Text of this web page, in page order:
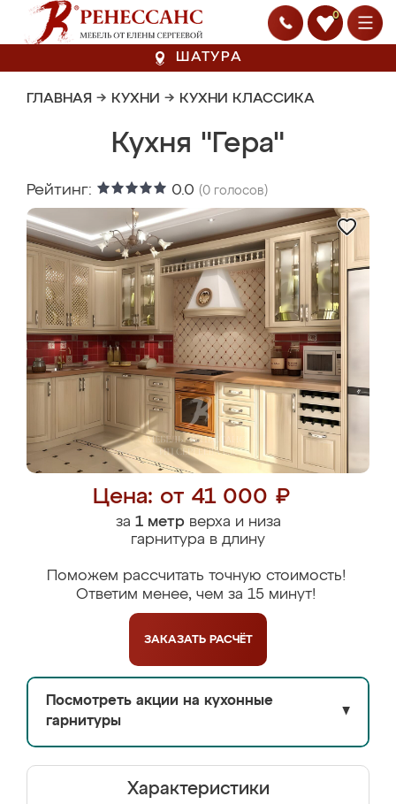
0
ШАТУРА
ГЛАВНАЯ → КУХНИ → КУХНИ КЛАССИКА
Кухня "Гера"
Рейтинг: 0.0 (0 голосов)
Цена: от 41 000 ₽
за 1 метрверха и низа
гарнитура в длину
Поможем рассчитать точную стоимость!
Ответим менее, чем за 15 минут!
ЗАКАЗАТЬ РАСЧЁТ
Посмотреть акции на кухонные
гарнитуры
▼
Характеристики